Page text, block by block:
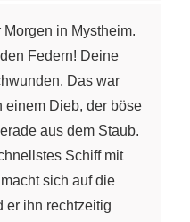
in Mystheim.
Federn! Deine
Das war
einem Dieb, der böse
aus dem Staub.
Schiff mit
sich auf die
er ihn rechtzeitig